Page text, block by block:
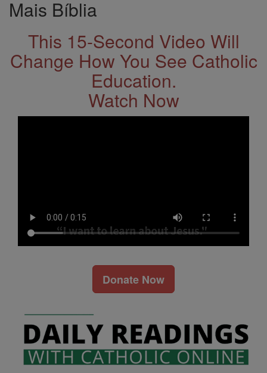
Mais Bíblia
This 15-Second Video Will
Change How You See Catholic
Education.
Watch Now
Donate Now